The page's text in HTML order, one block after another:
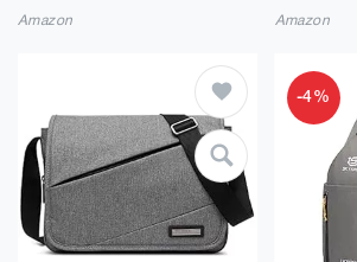
Amazon Amazon
-4%